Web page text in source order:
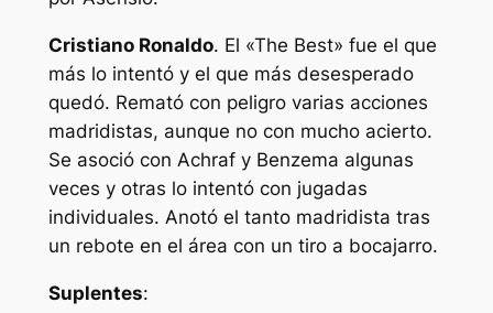
Cristiano Ronaldo. El «The Best» fue el que
más lo intentó y el que más desesperado
quedó. Remató con peligro varias acciones
madridistas, aunque no con mucho acierto.
Se asoció con Achraf y Benzema algunas
veces y otras lo intentó con jugadas
individuales. Anotó el tanto madridista tras
un rebote en el área con un tiro a bocajarro.
Suplentes: